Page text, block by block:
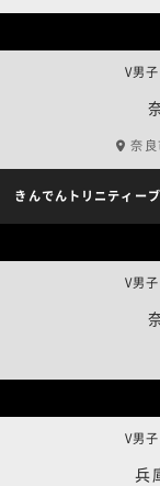
V男
奈
きんでんトリニティー
V男
兵
V男